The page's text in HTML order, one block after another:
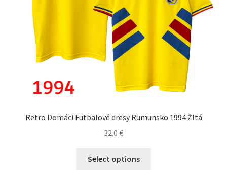
Retro Domáci Futbalové dresy Rumunsko 1994 Žltá
32.0 €
Select options